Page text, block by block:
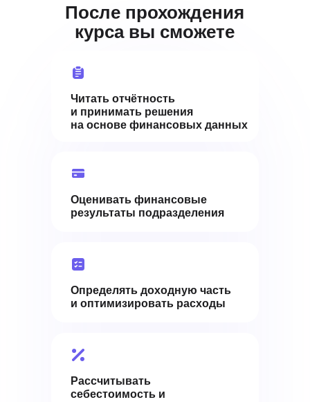
После прохождения
курса вы сможете
Оценивать финансовые
результаты подразделения
Рассчитывать
себестоимость и
Определять доходную часть
и оптимизировать расходы
Читать отчётность
и принимать решения
на основе финансовых данных